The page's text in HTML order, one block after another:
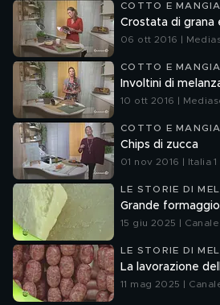
COTTO E
Crostata di
06 ott 2016 |
COTTO E
Involtini di
10 ott 2016 |
COTTO E
Chips di zucca
01 nov 2016 | Italia 1
LE STORIE DI
Grande formaggio
15 giu 2025 | Canale
LE STORIE DI
La lavorazione
11 mag 2025 |